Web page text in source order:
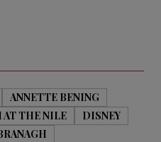
ANNETTE BENING
AT THE NILE
DISNEY